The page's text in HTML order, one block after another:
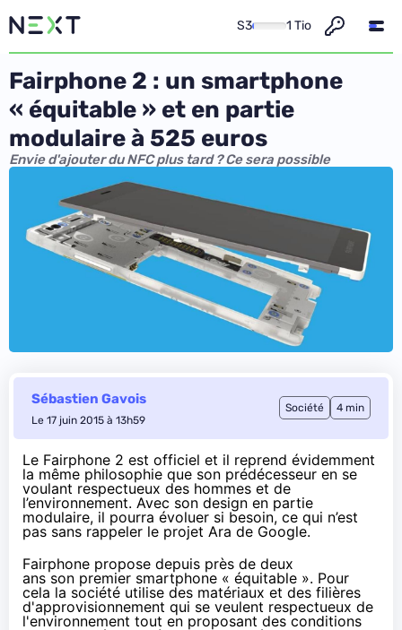
S3 1 Tio
Fairphone 2 : un smartphone
« équitable » et en partie
modulaire à 525 euros
Envie d'ajouter du NFC plus tard ? Ce sera possible
Sébastien Gavois
Le 17 juin 2015 à 13h59
Société 4 min
Le Fairphone 2 est officiel et il reprend évidemment
la même philosophie que son prédécesseur en se
voulant respectueux des hommes et de
l’environnement. Avec son design en partie
modulaire, il pourra évoluer si besoin, ce qui n’est
pas sans rappeler le projet Ara de Google.
Fairphone propose depuis près de deux
ansson premier smartphone « équitable ». Pour
cela la société utilise des matériaux et des filières
d'approvisionnement qui se veulent respectueux de
l'environnement tout en proposant des conditions